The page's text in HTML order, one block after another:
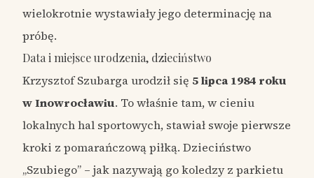
wielokrotnie wystawiały jego determinację na
próbę.
Data i miejsce urodzenia, dzieciństwo
Krzysztof Szubarga urodził się 5 lipca 1984 roku
w Inowrocławiu. To właśnie tam, w cieniu
lokalnych hal sportowych, stawiał swoje pierwsze
kroki z pomarańczową piłką. Dzieciństwo
„Szubiego” – jak nazywają go koledzy z parkietu